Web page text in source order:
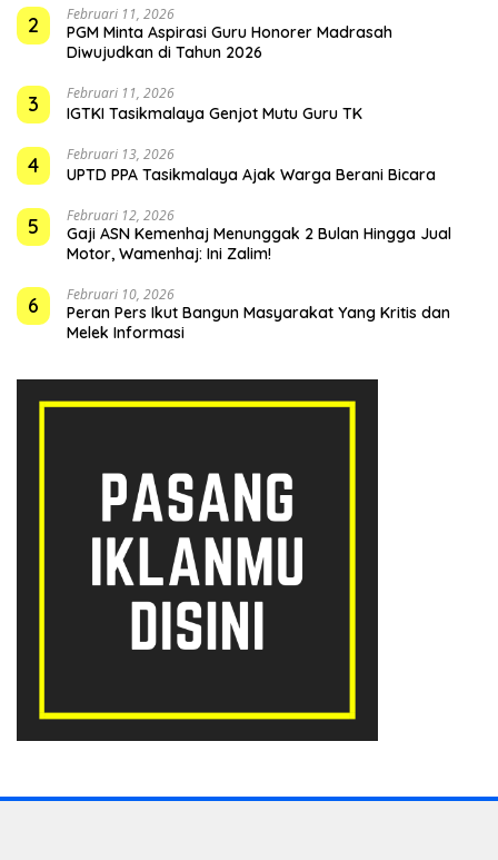
2 Februari 11, 2026
PGM Minta Aspirasi Guru Honorer Madrasah
Diwujudkan di Tahun 2026
3 Februari 11, 2026
IGTKI Tasikmalaya Genjot Mutu Guru TK
4 Februari 13, 2026
UPTD PPA Tasikmalaya Ajak Warga Berani Bicara
5 Februari 12, 2026
Gaji ASN Kemenhaj Menunggak 2 Bulan Hingga Jual
Motor, Wamenhaj: Ini Zalim!
6 Februari 10, 2026
Peran Pers Ikut Bangun Masyarakat Yang Kritis dan
Melek Informasi